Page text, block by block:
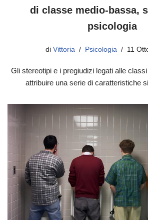
di classe medio-bassa,
psicologia
di Vittoria Psicologia 11
Gli stereotipi e i pregiudizi legati alle
attribuire una serie di caratteristiche